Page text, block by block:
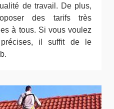
de travail. De plus,
des tarifs très
à tous. Si vous voulez
il suffit de le